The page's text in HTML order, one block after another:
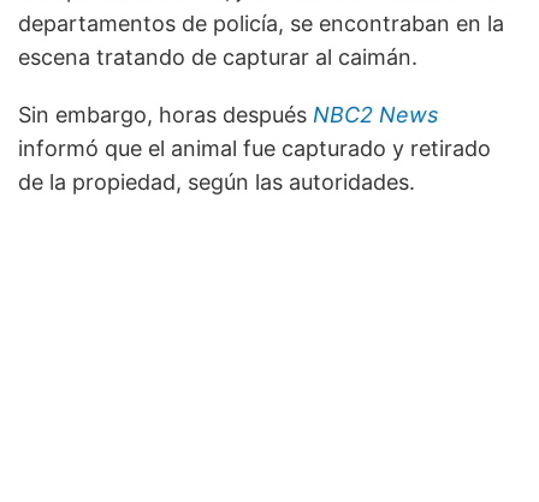
departamentos de policía, se encontraban en la
escena tratando de capturar al caimán.
Sin embargo, horas después NBC2 News
informó que el animal fue capturado y retirado
de la propiedad, según las autoridades.